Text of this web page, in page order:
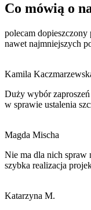
Co mówią o
polecam
nawet najmniejszych
Kamila
Duży wybór
w sprawie ustalenia
Magda Mischa
Nie ma dla nich spraw
szybka realizacja
Katarzyna M.